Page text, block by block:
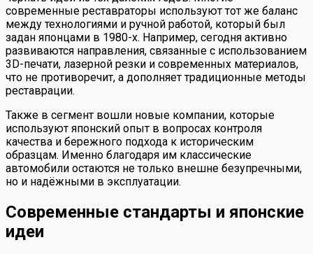
современные реставраторы используют тот же баланс
между технологиями и ручной работой, который был
задан японцами в 1980-х. Например, сегодня активно
развиваются направления, связанные с использованием
3D-печати, лазерной резки и современных материалов,
что не противоречит, а дополняет традиционные методы
реставрации.
Также в сегмент вошли новые компании, которые
используют японский опыт в вопросах контроля
качества и бережного подхода к историческим
образцам. Именно благодаря им классические
автомобили остаются не только внешне безупречными,
но и надёжными в эксплуатации.
Современные стандарты и японские
идеи